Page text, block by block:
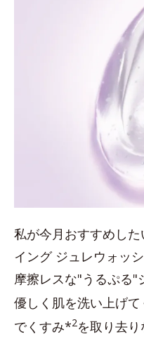
私が今月おすすめし
イング ジュレウォッシ
摩擦レスな"うるぷる"
優しく肌を洗い上げ
でくすみ*2を取り去